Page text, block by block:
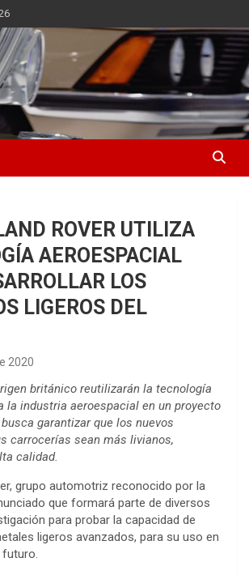
audiovisual para el sector automotriz
ROVER UTILIZA
AEROESPACIAL
LOS
LIGEROS DEL
2020
británico reutilizarán la tecnología
la industria aeroespacial en un proyecto
garantizar que los nuevos
carrocerías sean más livianos,
calidad.
grupo automotriz reconocido por la
que formará parte de diversos
para probar la capacidad de
ligeros avanzados, para su uso en
futuro.